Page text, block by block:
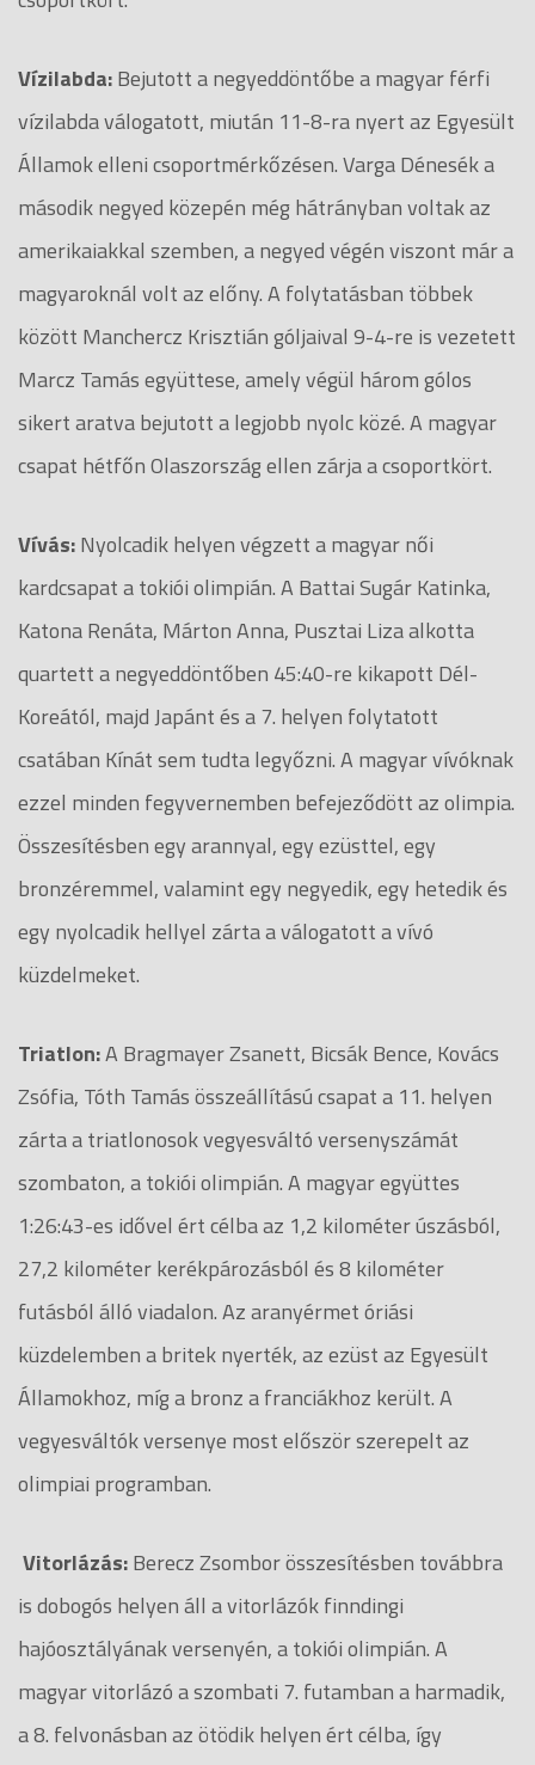
Vízilabda:Bejutott a negyeddöntőbe a magyar férfi
vízilabda válogatott, miután 11-8-ra nyert az Egyesült
Államok elleni csoportmérkőzésen. Varga Dénesék a
második negyed közepén még hátrányban voltak az
amerikaiakkal szemben, a negyed végén viszont már a
magyaroknál volt az előny. A folytatásban többek
között Manchercz Krisztián góljaival 9-4-re is vezetett
Marcz Tamás együttese, amely végül három gólos
sikert aratva bejutott a legjobb nyolc közé. A magyar
csapat hétfőn Olaszország ellen zárja a csoportkört.
Vívás:Nyolcadik helyen végzett a magyar női
kardcsapat a tokiói olimpián. A Battai Sugár Katinka,
Katona Renáta, Márton Anna, Pusztai Liza alkotta
quartett a negyeddöntőben 45:40-re kikapott Dél-
Koreától, majd Japánt és a 7. helyen folytatott
csatában Kínát sem tudta legyőzni. A magyar vívóknak
ezzel minden fegyvernemben befejeződött az olimpia.
Összesítésben egy arannyal, egy ezüsttel, egy
bronzéremmel, valamint egy negyedik, egy hetedik és
egy nyolcadik hellyel zárta a válogatott a vívó
küzdelmeket.
Triatlon:A Bragmayer Zsanett, Bicsák Bence, Kovács
Zsófia, Tóth Tamás összeállítású csapat a 11. helyen
zárta a triatlonosok vegyesváltó versenyszámát
szombaton, a tokiói olimpián. A magyar együttes
1:26:43-es idővel ért célba az 1,2 kilométer úszásból,
27,2 kilométer kerékpározásból és 8 kilométer
futásból álló viadalon. Az aranyérmet óriási
küzdelemben a britek nyerték, az ezüst az Egyesült
Államokhoz, míg a bronz a franciákhoz került. A
vegyesváltók versenye most először szerepelt az
olimpiai programban.
Vitorlázás:Berecz Zsombor összesítésben továbbra
is dobogós helyen áll a vitorlázók finndingi
hajóosztályának versenyén, a tokiói olimpián. A
magyar vitorlázó a szombati 7. futamban a harmadik,
a 8. felvonásban az ötödik helyen ért célba, így